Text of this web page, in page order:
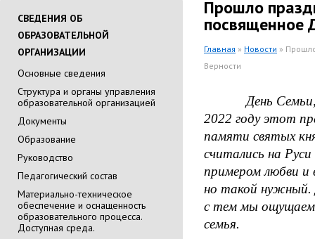
СВЕДЕНИЯ ОБ
ОБРАЗОВАТЕЛЬНОЙ
ОРГАНИЗАЦИИ
Основные сведения
Cтруктура и органы управления
образовательной организацией
Документы
Образование
Руководство
Педагогический состав
Материально-техническое
обеспечение и оснащенность
образовательного процесса.
Доступная среда.
Прошло
посвященное
Главная » Новости »
Верности
День Семьи,
2022 году этот
памяти святых
считались на
примером любви и
но такой нужный.
с тем мы ощущаем
семья.